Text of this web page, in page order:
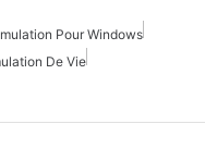
Pour Windows
De Vie